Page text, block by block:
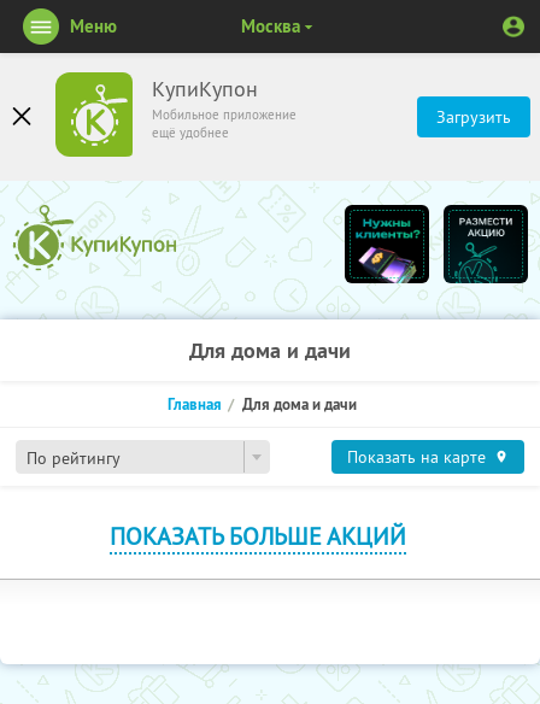
КупиКупон
Мобильное приложение
ещё удобнее
Загрузить
Меню Москва
Для дома и дачи
По рейтингу
Главная Для дома и дачи
Показать на карте
ПОКАЗАТЬ БОЛЬШЕ АКЦИЙ